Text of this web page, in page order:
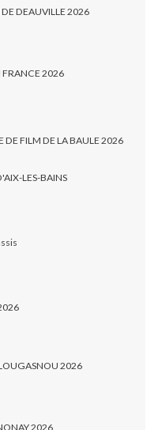
DEAUVILLE 2026
FRANCE 2026
DE FILM DE LA BAULE 2026
LES-BAINS
2026
2026